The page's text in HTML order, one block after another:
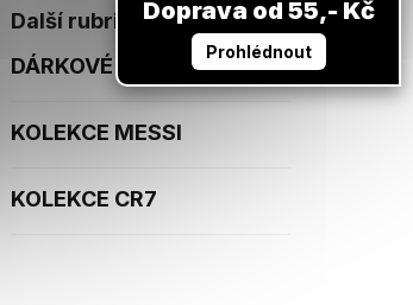
Další rubriky
DÁRKOVÉ POUKAZY
KOLEKCE MESSI
KOLEKCE CR7
Doprava od 55,- Kč
Prohlédnout